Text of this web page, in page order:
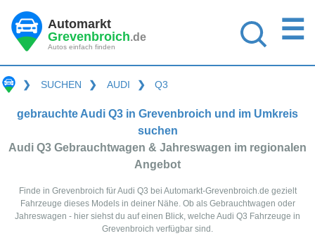
Automarkt
Grevenbroich.de
Autos einfach finden
☰
❯ SUCHEN ❯ AUDI ❯ Q3
gebrauchte Audi Q3 in Grevenbroich und im Umkreis
suchen
Audi Q3 Gebrauchtwagen & Jahreswagen im regionalen
Angebot
Finde in Grevenbroich für Audi Q3 bei Automarkt-Grevenbroich.de gezielt
Fahrzeuge dieses Models in deiner Nähe. Ob als Gebrauchtwagen oder
Jahreswagen - hier siehst du auf einen Blick, welche Audi Q3 Fahrzeuge in
Grevenbroich verfügbar sind.